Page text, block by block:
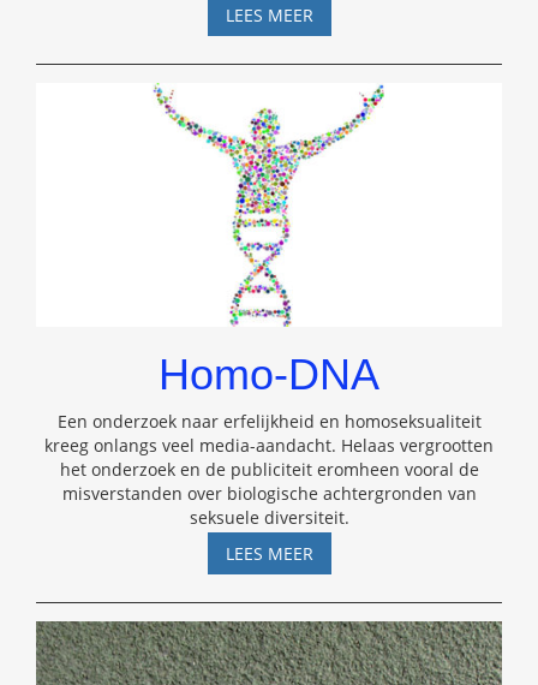
LEES MEERTHE
IRRATIONAL
APE
Homo-DNA
Een onderzoek naar erfelijkheid en homoseksualiteit
kreeg onlangs veel media-aandacht. Helaas vergrootten
het onderzoek en de publiciteit eromheen vooral de
misverstanden over biologische achtergronden van
seksuele diversiteit.
LEES MEERHOMO-
DNA